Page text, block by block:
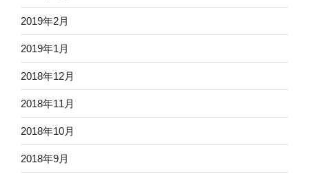
2019年2月
2019年1月
2018年12月
2018年11月
2018年10月
2018年9月